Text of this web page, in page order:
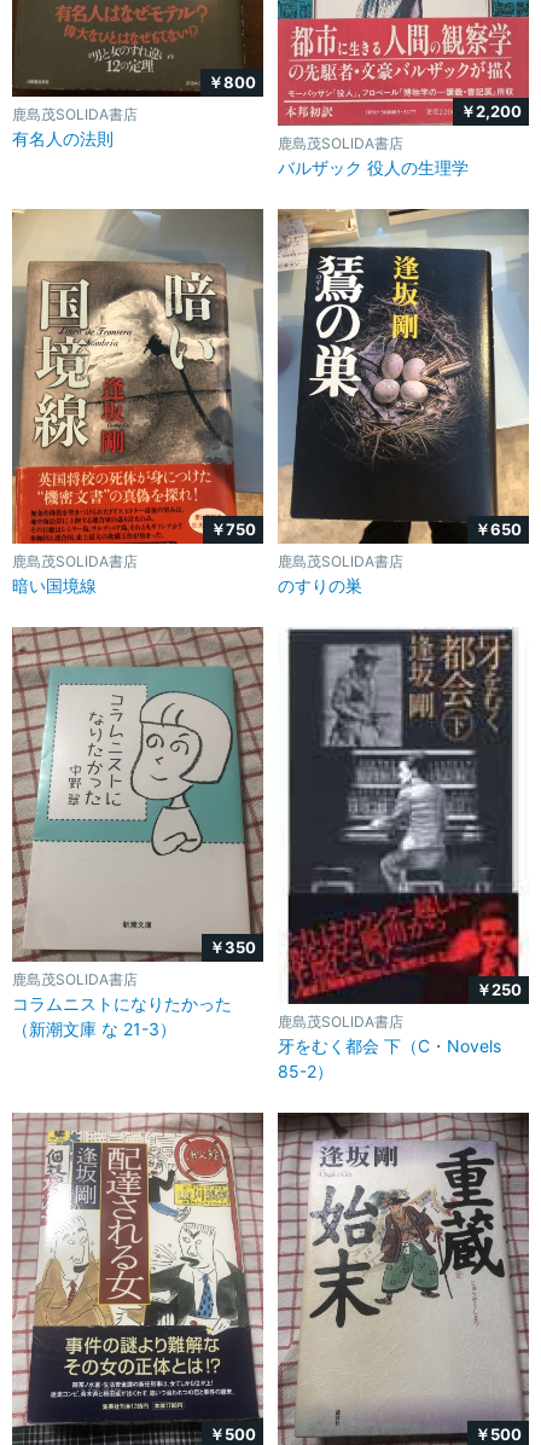
￥800
鹿島茂SOLIDA書店
有名人の法則
￥2,200
鹿島茂SOLIDA書店
バルザック 役人の生理学
￥750
鹿島茂SOLIDA書店
暗い国境線
￥650
鹿島茂SOLIDA書店
のすりの巣
￥350
鹿島茂SOLIDA書店
コラムニストになりたかった
（新潮文庫 な 21-3）
￥250
鹿島茂SOLIDA書店
牙をむく都会 下（C・Novels
85-2）
￥500 ￥500